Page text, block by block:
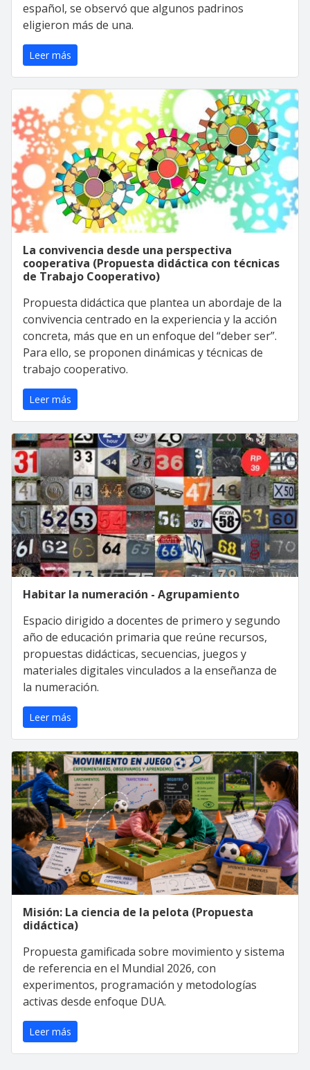
español, se observó que algunos padrinos
eligieron más de una.
Leer más
La convivencia desde una perspectiva
cooperativa (Propuesta didáctica con técnicas
de Trabajo Cooperativo)
Propuesta didáctica que plantea un abordaje de la
convivencia centrado en la experiencia y la acción
concreta, más que en un enfoque del “deber ser”.
Para ello, se proponen dinámicas y técnicas de
trabajo cooperativo.
Leer más
Habitar la numeración - Agrupamiento
Espacio dirigido a docentes de primero y segundo
año de educación primaria que reúne recursos,
propuestas didácticas, secuencias, juegos y
materiales digitales vinculados a la enseñanza de
la numeración.
Leer más
Misión: La ciencia de la pelota (Propuesta
didáctica)
Propuesta gamificada sobre movimiento y sistema
de referencia en el Mundial 2026, con
experimentos, programación y metodologías
activas desde enfoque DUA.
Leer más